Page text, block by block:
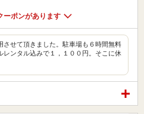
ーポンがあります
させて頂きました。駐車場も６時間無料
レンタル込みで１，１００円。そこに休